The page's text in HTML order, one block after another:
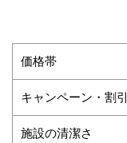
価格帯
キャンペーン・割引
施設の清潔さ